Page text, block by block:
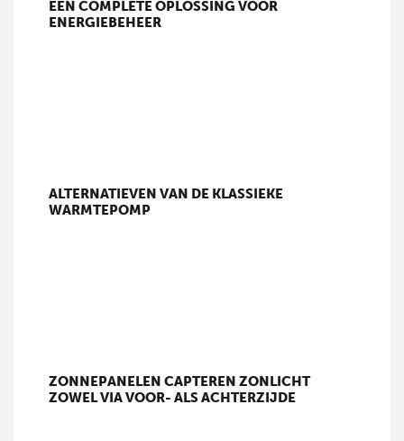
EEN COMPLETE OPLOSSING VOOR
ENERGIEBEHEER
ALTERNATIEVEN VAN DE KLASSIEKE
WARMTEPOMP
ZONNEPANELEN CAPTEREN ZONLICHT
ZOWEL VIA VOOR- ALS ACHTERZIJDE